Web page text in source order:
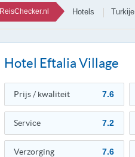
ReisChecker.nl Hotels Turkije
Hotel Eftalia Village
Prijs / kwaliteit 7.6
Service 7.2
Verzorging 7.6